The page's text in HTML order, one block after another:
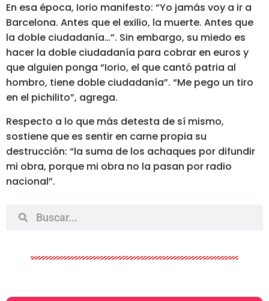
En esa época, Iorio manifesto: “Yo jamás voy a ir a
Barcelona. Antes que el exilio, la muerte. Antes que
la doble ciudadanía…”. Sin embargo, su miedo es
hacer la doble ciudadanía para cobrar en euros y
que alguien ponga “Iorio, el que cantó patria al
hombro, tiene doble ciudadanía”. “Me pego un tiro
en el pichilito”, agrega.
Respecto a lo que más detesta de sí mismo,
sostiene que es sentir en carne propia su
destrucción: “la suma de los achaques por difundir
mi obra, porque mi obra no la pasan por radio
nacional”.